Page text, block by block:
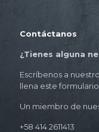
Contáctanos
¿Tienes alguna
Escríbenos a
llena este formulario.
Un miembro de
+58 414 2611413